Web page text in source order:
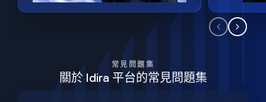
常見問題集
關於 Idira 平台的常見問題集